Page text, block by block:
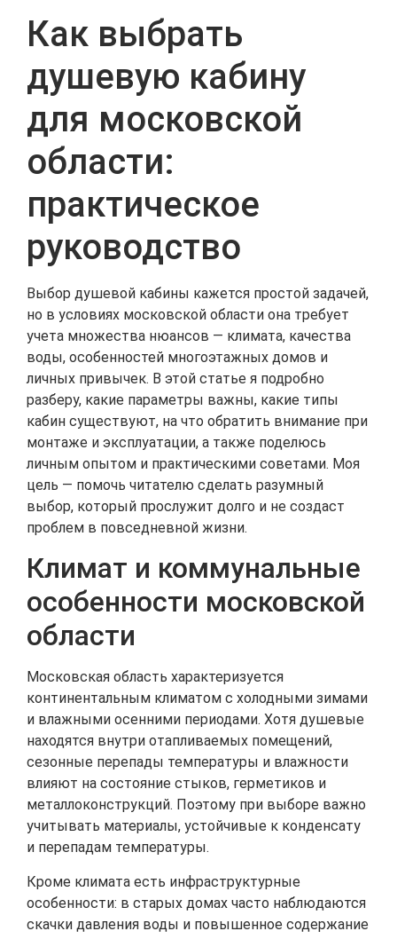
Как выбрать
душевую кабину
для московской
области:
практическое
руководство
Выбор душевой кабины кажется простой задачей,
но в условиях московской области она требует
учета множества нюансов — климата, качества
воды, особенностей многоэтажных домов и
личных привычек. В этой статье я подробно
разберу, какие параметры важны, какие типы
кабин существуют, на что обратить внимание при
монтаже и эксплуатации, а также поделюсь
личным опытом и практическими советами. Моя
цель — помочь читателю сделать разумный
выбор, который прослужит долго и не создаст
проблем в повседневной жизни.
Климат и коммунальные
особенности московской
области
Московская область характеризуется
континентальным климатом с холодными зимами
и влажными осенними периодами. Хотя душевые
находятся внутри отапливаемых помещений,
сезонные перепады температуры и влажности
влияют на состояние стыков, герметиков и
металлоконструкций. Поэтому при выборе важно
учитывать материалы, устойчивые к конденсату
и перепадам температуры.
Кроме климата есть инфраструктурные
особенности: в старых домах часто наблюдаются
скачки давления воды и повышенное содержание